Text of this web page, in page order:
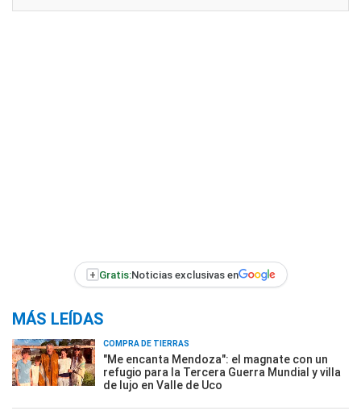
+ Gratis:Noticias exclusivas en
MÁS LEÍDAS
COMPRA DE TIERRAS
"Me encanta Mendoza": el magnate con un
refugio para la Tercera Guerra Mundial y villa
de lujo en Valle de Uco